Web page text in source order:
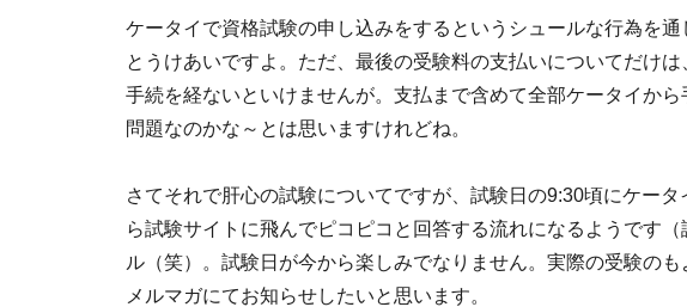
ケータイで資格試験の申し込みをするというシュールな行為を
とうけあいですよ。ただ、最後の受験料の支払いについてだけ
手続を経ないといけませんが。支払まで含めて全部ケータイか
問題なのかな～とは思いますけれどね。
さてそれで肝心の試験についてですが、試験日の9:30頃にケー
ら試験サイトに飛んでピコピコと回答する流れになるようです
ル（笑）。試験日が今から楽しみでなりません。実際の受験の
メルマガにてお知らせしたいと思います。